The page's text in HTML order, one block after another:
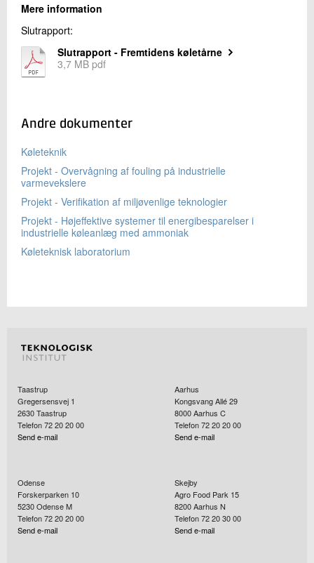
Mere information
Slutrapport:
Slutrapport - Fremtidens køletårne
3,7 MB pdf
Andre dokumenter
Køleteknik
Projekt - Overvågning af fouling på industrielle
varmevekslere
Projekt - Verifikation af miljøvenlige teknologier
Projekt - Højeffektive systemer til energibesparelser i
industrielle køleanlæg med ammoniak
Køleteknisk laboratorium
Taastrup
Gregersensvej 1
2630Taastrup
Telefon 72 20 20 00
Send e-mail
Aarhus
Kongsvang Allé 29
8000Aarhus C
Telefon 72 20 20 00
Send e-mail
Odense
Forskerparken 10
5230Odense M
Telefon 72 20 20 00
Send e-mail
Skejby
Agro Food Park 15
8200Aarhus N
Telefon 72 20 30 00
Send e-mail